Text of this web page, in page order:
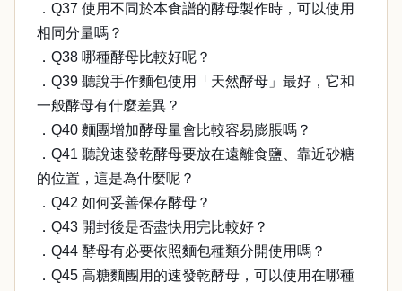
．Q37 使用不同於本食譜的酵母製作時，可以使用
相同分量嗎？
．Q38 哪種酵母比較好呢？
．Q39 聽說手作麵包使用「天然酵母」最好，它和
一般酵母有什麼差異？
．Q40 麵團增加酵母量會比較容易膨脹嗎？
．Q41 聽說速發乾酵母要放在遠離食鹽、靠近砂糖
的位置，這是為什麼呢？
．Q42 如何妥善保存酵母？
．Q43 開封後是否盡快用完比較好？
．Q44 酵母有必要依照麵包種類分開使用嗎？
．Q45 高糖麵團用的速發乾酵母，可以使用在哪種